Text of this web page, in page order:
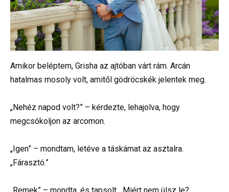
Amikor beléptem, Grisha az ajtóban várt rám. Arcán
hatalmas mosoly volt, amitől gödröcskék jelentek meg.
„Nehéz napod volt?” – kérdezte, lehajolva, hogy
megcsókoljon az arcomon.
„Igen” – mondtam, letéve a táskámat az asztalra.
„Fárasztó.”